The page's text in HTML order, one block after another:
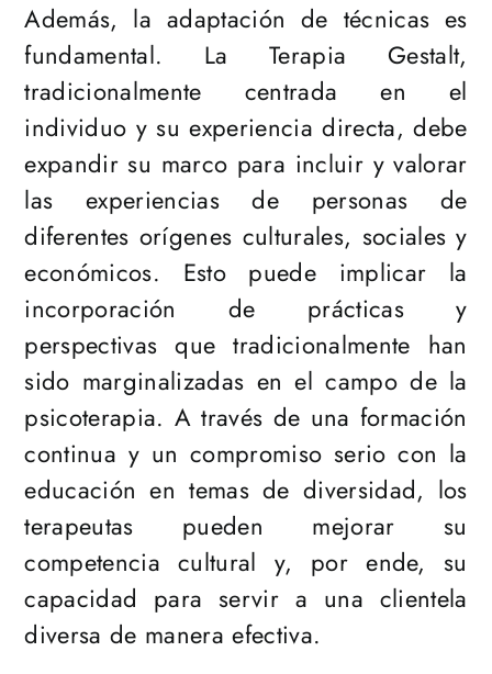
Además, la adaptación de técnicas es
fundamental. La Terapia Gestalt,
tradicionalmente centrada en el
individuo y su experiencia directa, debe
expandir su marco para incluir y valorar
las experiencias de personas de
diferentes orígenes culturales, sociales y
económicos. Esto puede implicar la
incorporación de prácticas y
perspectivas que tradicionalmente han
sido marginalizadas en el campo de la
psicoterapia. A través de una formación
continua y un compromiso serio con la
educación en temas de diversidad, los
terapeutas pueden mejorar su
competencia cultural y, por ende, su
capacidad para servir a una clientela
diversa de manera efectiva.